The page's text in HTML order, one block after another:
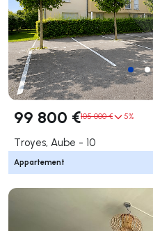
99 800 €105 000 € 5%
Troyes, Aube - 10
Appartement